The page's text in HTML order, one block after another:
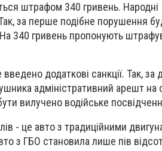
штрафом 340 гривень. Народні
за перше подібне порушення
340 гривень пропонують
додаткові санкції. Так, за
адміністративний арешт на
вилучено водійське
- це авто з традиційними
з ГБО становила лише пів